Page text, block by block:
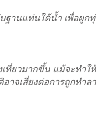
ฐานแท่นใต้น้ำ เพื่อผูก
เที่ยวมากขึ้น แม้จะทำ
าจเสี่ยงต่อการถูกทำ